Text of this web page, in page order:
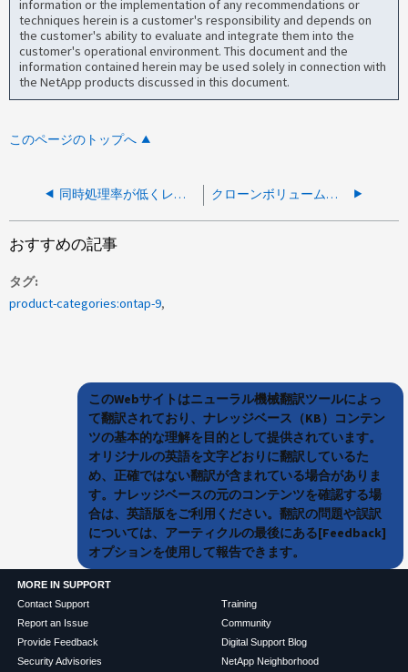
information or the implementation of any recommendations or
techniques herein is a customer's responsibility and depends on
the customer's ability to evaluate and integrate them into the
customer's operational environment. This document and the
information contained herein may be used solely in connection with
the NetApp products discussed in this document.
このページのトップへ
同時処理率が低くレイテンシが低いワークロードでは、QoSスループットの下限が満たされません クローンボリュームでの読み取りレイテンシ
おすすめの記事
タグ
product-categories:ontap-9
このWebサイトはニューラル機械翻訳ツールによっ
て翻訳されており、ナレッジベース（KB）コンテン
ツの基本的な理解を目的として提供されています。
オリジナルの英語を文字どおりに翻訳しているた
め、正確ではない翻訳が含まれている場合がありま
す。ナレッジベースの元のコンテンツを確認する場
合は、英語版をご利用ください。翻訳の問題や誤訳
については、アーティクルの最後にある[Feedback]
オプションを使用して報告できます。
MORE IN SUPPORT
Contact Support
Report an Issue
Provide Feedback
Security Advisories
Training
Community
Digital Support Blog
NetApp Neighborhood